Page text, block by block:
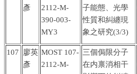
彥
2112-M-
390-003-
MY3
子能態、光學
性質和糾纏現
象之研究(3/3)
107
廖英
彥
MOST 107-
2112-M-
三個侷限分子
在内禀消相干